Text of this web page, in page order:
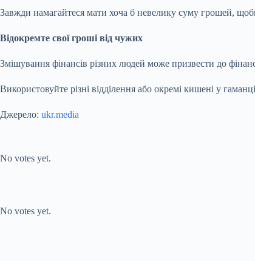
Завжди намагайтеся мати хоча б невелику суму грошей,
Відокремте свої гроші від чужих
Змішування фінансів різних людей може призвести до
Використовуйте різні відділення або окремі кишені у
Джерело: ukr.media
No votes yet.
No votes yet.